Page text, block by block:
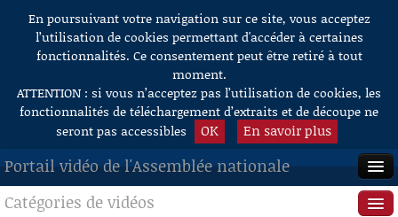
Aller au contenu
En poursuivant votre navigation sur ce site, vous acceptez
l’utilisation de cookies permettant d'accéder à certaines
fonctionnalités. Ce consentement peut être retiré à tout
moment.
ATTENTION : si vous n’acceptez pas l’utilisation de cookies, les
fonctionnalités de téléchargement d’extraits et de découpe ne
seront pas accessibles
OK En savoir plus
Portail vidéo de l'Assemblée nationale
ACCUEIL
Catégories de vidéos